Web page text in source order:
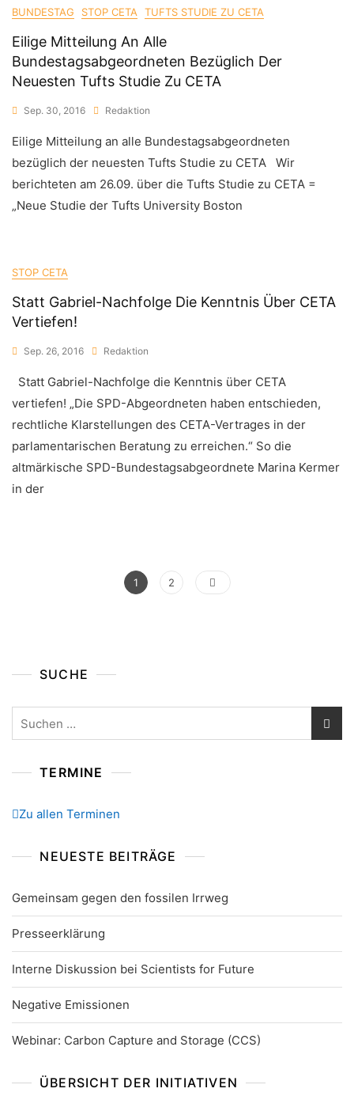
BUNDESTAG STOP CETA TUFTS STUDIE ZU CETA
Eilige Mitteilung An Alle
Bundestagsabgeordneten Bezüglich Der
Neuesten Tufts Studie Zu CETA
Sep. 30, 2016 Redaktion
Eilige Mitteilung an alle Bundestagsabgeordneten
bezüglich der neuesten Tufts Studie zu CETA Wir
berichteten am 26.09. über die Tufts Studie zu CETA =
„Neue Studie der Tufts University Boston
STOP CETA
Statt Gabriel-Nachfolge Die Kenntnis Über CETA
Vertiefen!
Sep. 26, 2016 Redaktion
Statt Gabriel-Nachfolge die Kenntnis über CETA
vertiefen! „Die SPD-Abgeordneten haben entschieden,
rechtliche Klarstellungen des CETA-Vertrages in der
parlamentarischen Beratung zu erreichen.“ So die
altmärkische SPD-Bundestagsabgeordnete Marina Kermer
in der
Seitennummerierung
Page
1 Page
2
SUCHE
TERMINE
Zu allen Terminen
NEUESTE BEITRÄGE
Gemeinsam gegen den fossilen Irrweg
Presseerklärung
Interne Diskussion bei Scientists for Future
Negative Emissionen
Webinar: Carbon Capture and Storage (CCS)
ÜBERSICHT DER INITIATIVEN